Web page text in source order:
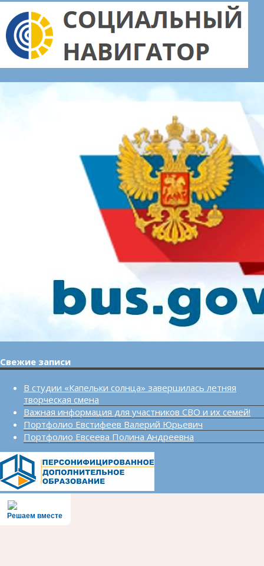
Свежие записи
В студии «Капельки солнца» завершилась летняя
творческая смена
Важная информация для участников СВО и их семей!
Портфолио Евстифеев Валерий Юрьевич
Портфолио Евсеева Полина Андреевна
Решаем вместе